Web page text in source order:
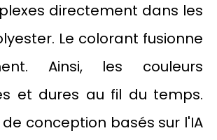
directement dans les
Le colorant fusionne
Ainsi, les couleurs
et dures au fil du temps.
conception basés sur l'IA